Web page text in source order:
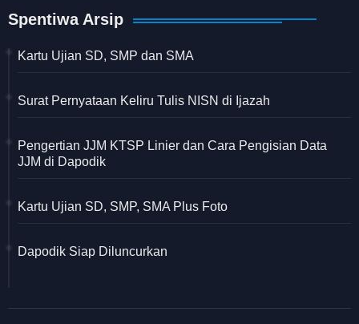
Spentiwa Arsip
Kartu Ujian SD, SMP dan SMA
Surat Pernyataan Keliru Tulis NISN di Ijazah
Pengertian JJM KTSP Linier dan Cara Pengisian Data
JJM di Dapodik
Kartu Ujian SD, SMP, SMA Plus Foto
Dapodik Siap Diluncurkan